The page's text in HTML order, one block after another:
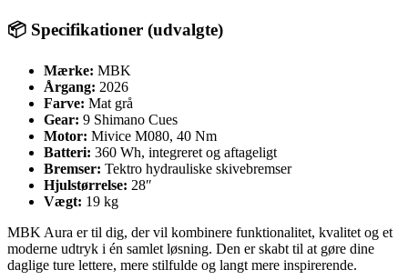
📦 Specifikationer (udvalgte)
Mærke: MBK
Årgang: 2026
Farve: Mat grå
Gear: 9 Shimano Cues
Motor: Mivice M080, 40 Nm
Batteri: 360 Wh, integreret og aftageligt
Bremser: Tektro hydrauliske skivebremser
Hjulstørrelse: 28″
Vægt: 19 kg
MBK Aura er til dig, der vil kombinere funktionalitet, kvalitet og et
moderne udtryk i én samlet løsning. Den er skabt til at gøre dine
daglige ture lettere, mere stilfulde og langt mere inspirerende.